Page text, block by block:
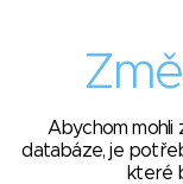
Abychom mohli
databáze, je
které